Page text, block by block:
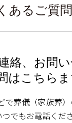
あるご質問
、 お問
はこちら
で葬儀（家族葬
でもお電話くださ